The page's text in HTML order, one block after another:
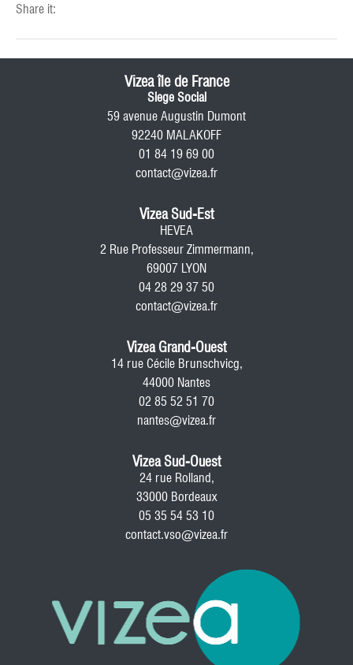
Share it:
Vizea île de France
Siege Social
59 avenue Augustin Dumont
92240 MALAKOFF
01 84 19 69 00
contact@vizea.fr
Vizea Sud-Est
HEVEA
2 Rue Professeur Zimmermann,
69007 LYON
04 28 29 37 50
contact@vizea.fr
Vizea Grand-Ouest
14 rue Cécile Brunschvicg,
44000 Nantes
02 85 52 51 70
nantes@vizea.fr
Vizea Sud-Ouest
24 rue Rolland,
33000 Bordeaux
05 35 54 53 10
contact.vso@vizea.fr